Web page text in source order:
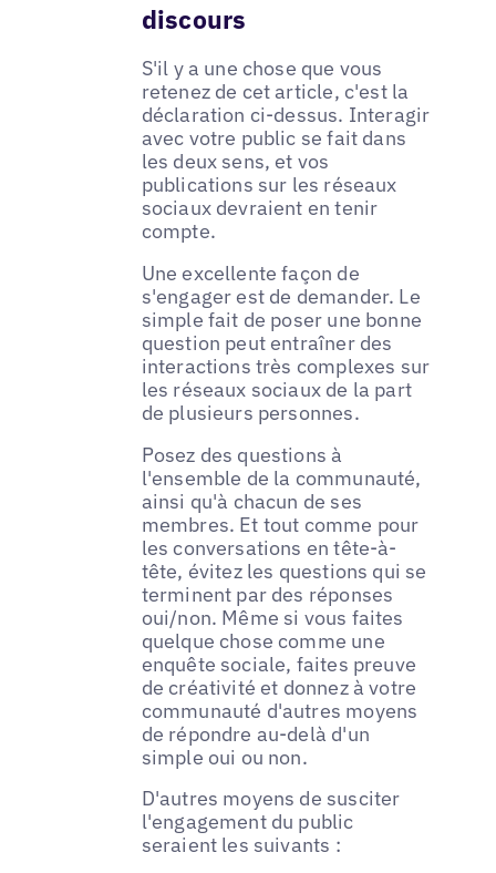
discours
S'il y a une chose que vous
retenez de cet article, c'est la
déclaration ci-dessus. Interagir
avec votre public se fait dans
les deux sens, et vos
publications sur les réseaux
sociaux devraient en tenir
compte.
Une excellente façon de
s'engager est de demander. Le
simple fait de poser une bonne
question peut entraîner des
interactions très complexes sur
les réseaux sociaux de la part
de plusieurs personnes.
Posez des questions à
l'ensemble de la communauté,
ainsi qu'à chacun de ses
membres. Et tout comme pour
les conversations en tête-à-
tête, évitez les questions qui se
terminent par des réponses
oui/non. Même si vous faites
quelque chose comme une
enquête sociale, faites preuve
de créativité et donnez à votre
communauté d'autres moyens
de répondre au-delà d'un
simple oui ou non.
D'autres moyens de susciter
l'engagement du public
seraient les suivants :